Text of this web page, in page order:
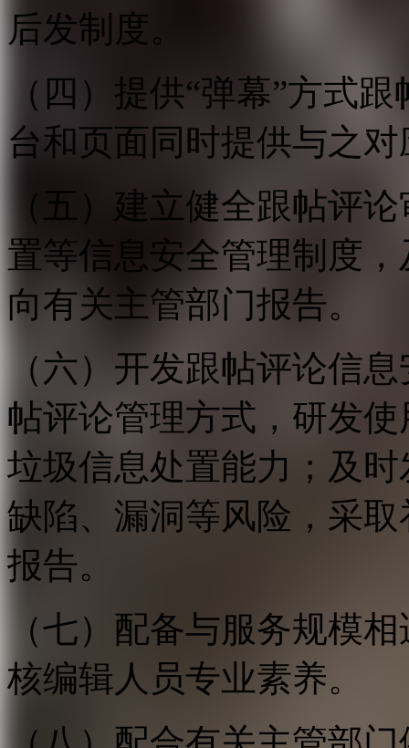
后发制度。
（四）提供“弹幕”方式
台和页面同时提供与之
（五）建立健全跟帖评
置等信息安全管理制度
向有关主管部门报告。
（六）开发跟帖评论信
帖评论管理方式，研发
垃圾信息处置能力；及
缺陷、漏洞等风险，采
报告。
（七）配备与服务规模
核编辑人员专业素养。